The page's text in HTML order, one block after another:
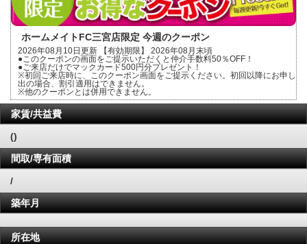
ホームメイトFC三宮店限定 今週のクーポン
2026年08月10日更新 【有効期限】 2026年08月末頃
●このクーポンの画面をご提示いただくと仲介手数料50％OFF！
●ご来店だけでマックカード500円分プレゼント！
※初回ご来店時に、このクーポン画面をご提示ください。初回以降にお申し
出の場合、割引適用はできません。
※他のクーポンとは併用できません。
家賃/共益費
()
間取/専有面積
/
築年月
所在地